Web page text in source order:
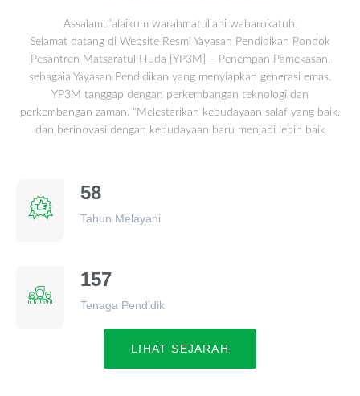
Assalamu’alaikum warahmatullahi wabarokatuh.
Selamat datang di Website Resmi Yayasan Pendidikan Pondok
Pesantren Matsaratul Huda [YP3M] – Penempan Pamekasan,
sebagaia Yayasan Pendidikan yang menyiapkan generasi emas.
YP3M tanggap dengan perkembangan teknologi dan
perkembangan zaman. “Melestarikan kebudayaan salaf yang baik,
dan berinovasi dengan kebudayaan baru menjadi lebih baik
58
Tahun Melayani
157
Tenaga Pendidik
LIHAT SEJARAH